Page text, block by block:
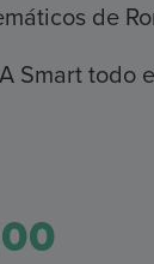
de
Smart todo